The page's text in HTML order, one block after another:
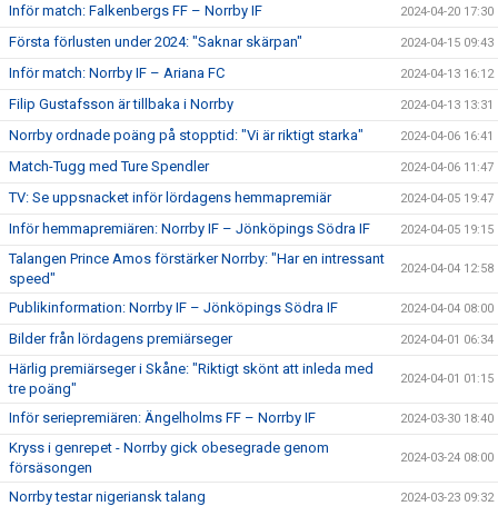
Inför match: Falkenbergs FF – Norrby IF 2024-04-20 17:30
Första förlusten under 2024: "Saknar skärpan" 2024-04-15 09:43
Inför match: Norrby IF – Ariana FC 2024-04-13 16:12
Filip Gustafsson är tillbaka i Norrby 2024-04-13 13:31
Norrby ordnade poäng på stopptid: "Vi är riktigt starka" 2024-04-06 16:41
Match-Tugg med Ture Spendler 2024-04-06 11:47
TV: Se uppsnacket inför lördagens hemmapremiär 2024-04-05 19:47
Inför hemmapremiären: Norrby IF – Jönköpings Södra IF 2024-04-05 19:15
Talangen Prince Amos förstärker Norrby: "Har en intressant
speed"
2024-04-04 12:58
Publikinformation: Norrby IF – Jönköpings Södra IF 2024-04-04 08:00
Bilder från lördagens premiärseger 2024-04-01 06:34
Härlig premiärseger i Skåne: "Riktigt skönt att inleda med
tre poäng"
2024-04-01 01:15
Inför seriepremiären: Ängelholms FF – Norrby IF 2024-03-30 18:40
Kryss i genrepet - Norrby gick obesegrade genom
försäsongen
2024-03-24 08:00
Norrby testar nigeriansk talang 2024-03-23 09:32